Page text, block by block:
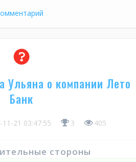
Ульяна о компании Лето
Банк
11-21 03:47:55 3 405
стороны